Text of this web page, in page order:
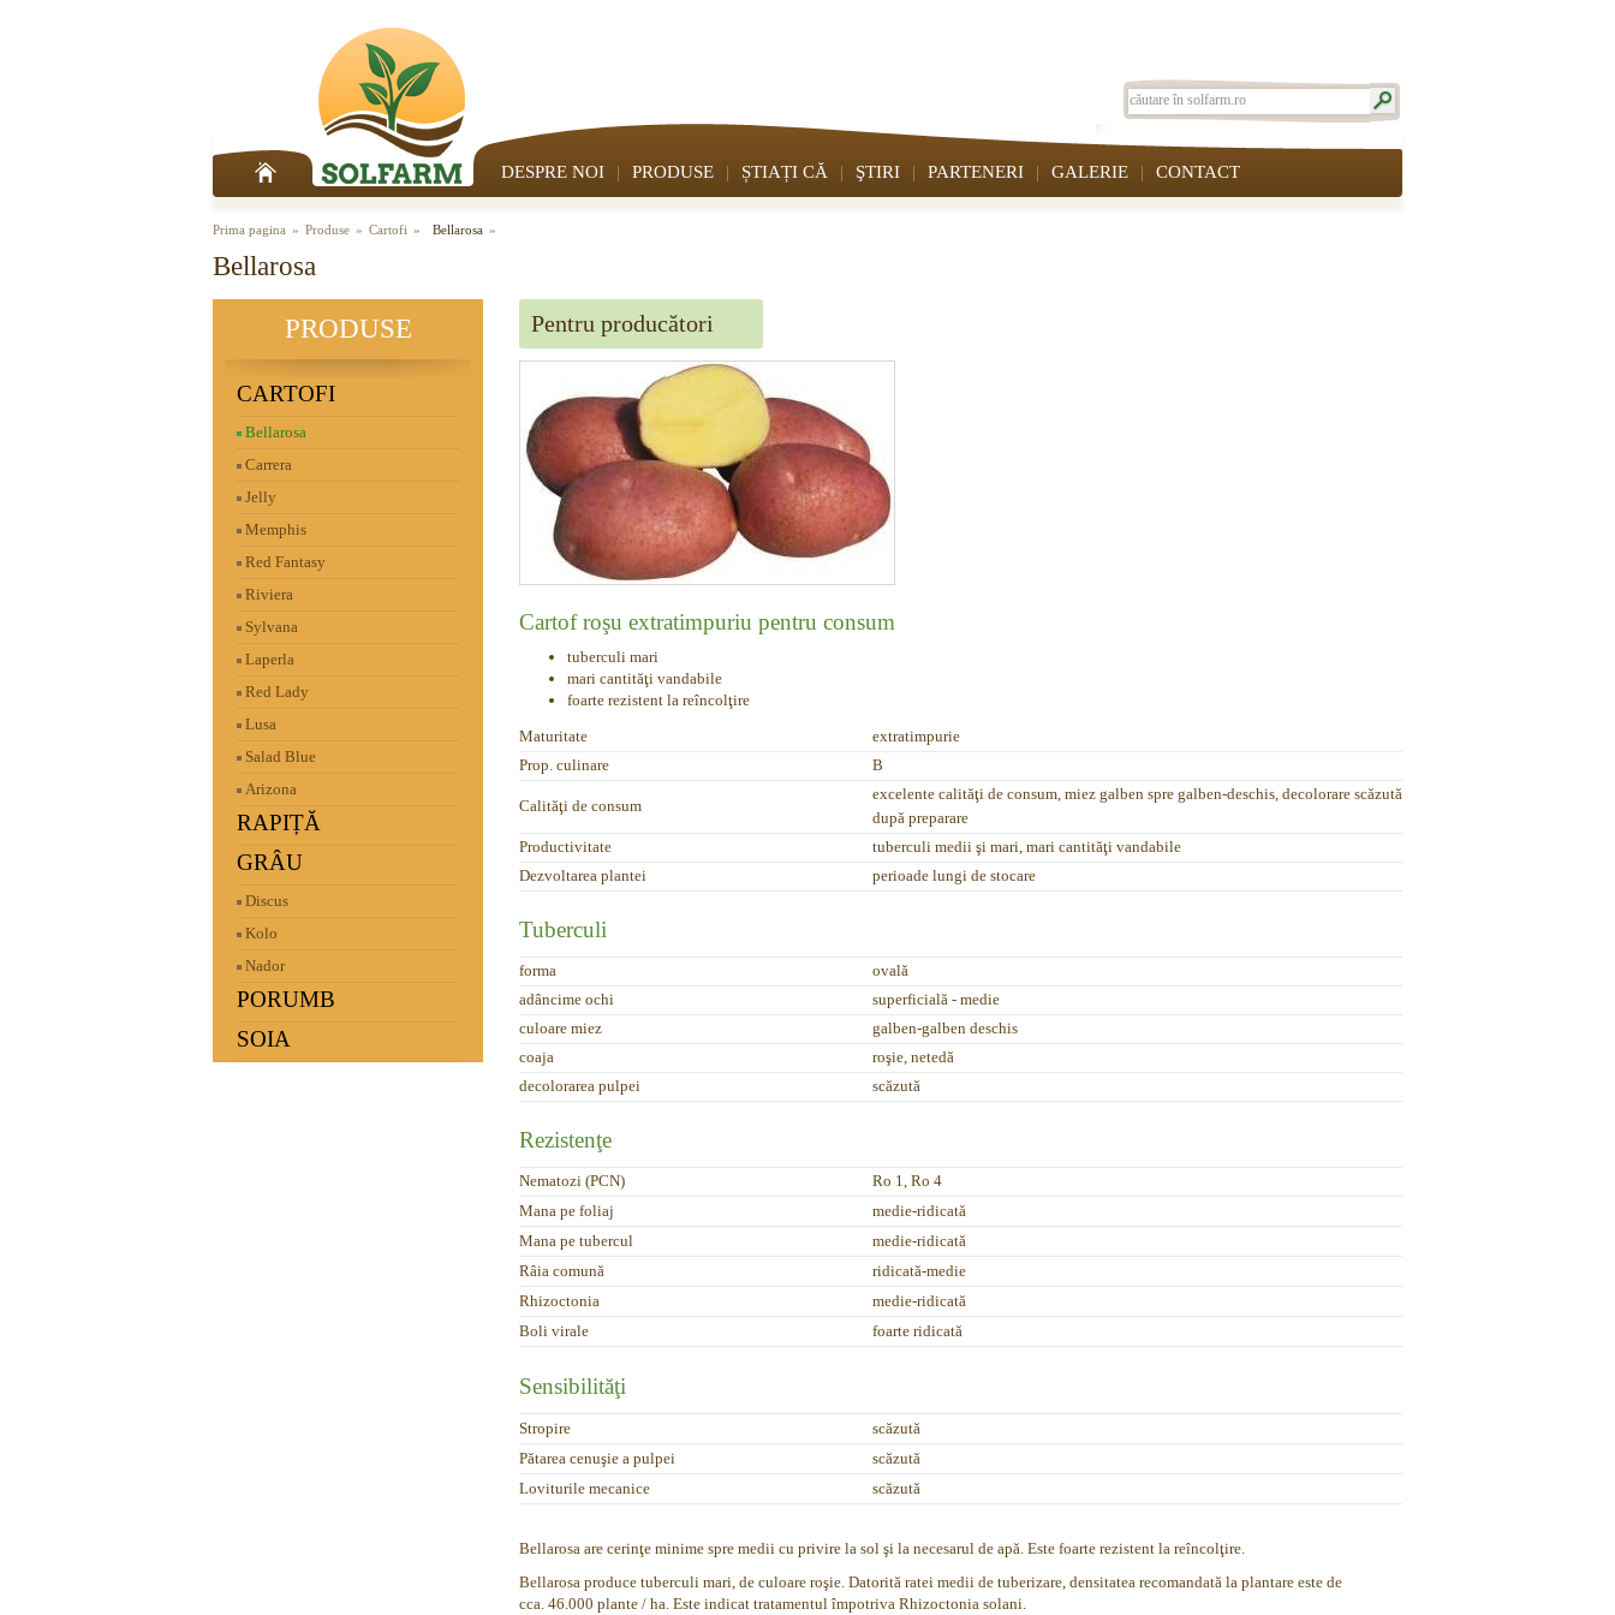
DESPRE NOI PRODUSE ȘTIAȚI CĂ ŞTIRI PARTENERI GALERIE CONTACT
Prima pagina Produse Cartofi Bellarosa
Bellarosa
PRODUSE
CARTOFI
Bellarosa
Carrera
Jelly
Memphis
Red Fantasy
Riviera
Sylvana
Laperla
Red Lady
Lusa
Salad Blue
Arizona
RAPIȚĂ
GRÂU
Discus
Kolo
Nador
PORUMB
SOIA
Pentru producători
Cartof roşu extratimpuriu pentru consum
tuberculi mari
mari cantităţi vandabile
foarte rezistent la reîncolţire
Maturitate
extratimpurie
Prop. culinare
B
Calităţi de consum
excelente calităţi de consum, miez galben spre galben-deschis, decolorare scăzută
după preparare
Productivitate
tuberculi medii şi mari, mari cantităţi vandabile
Dezvoltarea plantei
perioade lungi de stocare
Tuberculi
forma
ovală
adâncime ochi
superficială - medie
culoare miez
galben-galben deschis
coaja
roşie, netedă
decolorarea pulpei
scăzută
Rezistenţe
Nematozi (PCN)
Ro 1, Ro 4
Mana pe foliaj
medie-ridicată
Mana pe tubercul
medie-ridicată
Râia comună
ridicată-medie
Rhizoctonia
medie-ridicată
Boli virale
foarte ridicată
Sensibilităţi
Stropire
scăzută
Pătarea cenuşie a pulpei
scăzută
Loviturile mecanice
scăzută
Bellarosa are cerinţe minime spre medii cu privire la sol şi la necesarul de apă. Este foarte rezistent la reîncolţire.
Bellarosa produce tuberculi mari, de culoare roşie. Datorită ratei medii de tuberizare, densitatea recomandată la plantare este de
cca. 46.000 plante / ha. Este indicat tratamentul împotriva Rhizoctonia solani.